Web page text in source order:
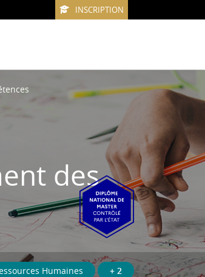
INSCRIPTION
des
Humaines + 2